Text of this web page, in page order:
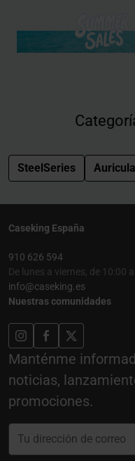
SteelSeries
Caseking España
910 626 594
De lunes a viernes, de 10:00
info@caseking.es
Nuestras comunidades
Manténme
noticias,
promociones.